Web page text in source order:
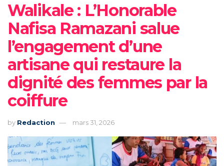
Walikale : L’Honorable
Nafisa Ramazani salue
l’engagement d’une
artisane qui restaure la
dignité des femmes par la
coiffure
by Redaction mars 31, 2026